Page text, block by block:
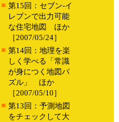
■ 第15回：セブン-イ
レブンで出力可能
な住宅地図 ほか
［2007/05/24］
■ 第14回：地理を楽
しく学べる「常識
が身につく地図パ
ズル」 ほか
［2007/05/10］
■ 第13回：予測地図
をチェックして大